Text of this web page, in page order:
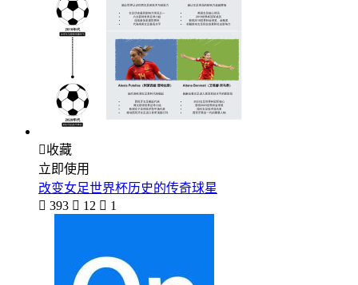
收藏
立即使用
改变女足世界杯历史的传奇球星
 393  12  1